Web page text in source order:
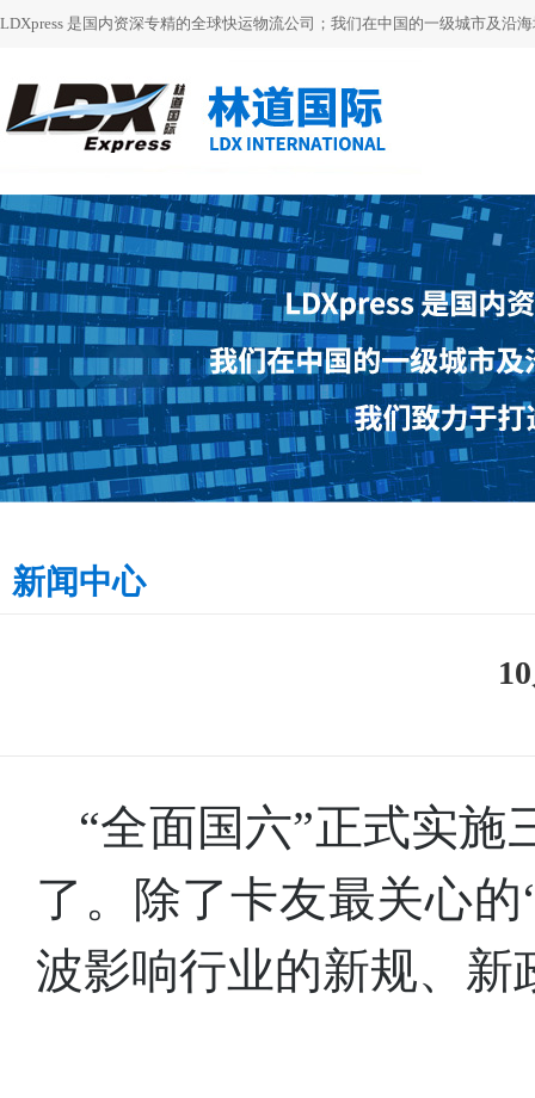
LDXpress 是国内资深专精的全球快运物流公司；我们在中国的一级城市及沿
新闻中心
“全面国六”正式实
了。除了卡友最关心
波影响行业的新规、新